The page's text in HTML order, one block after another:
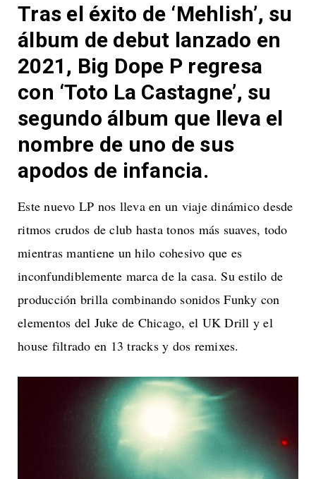
Tras el éxito de ‘Mehlish’, su
álbum de debut lanzado en
2021, Big Dope P regresa
con ‘Toto La Castagne’, su
segundo álbum que lleva el
nombre de uno de sus
apodos de infancia.
Este nuevo LP nos lleva en un viaje dinámico desde
ritmos crudos de club hasta tonos más suaves, todo
mientras mantiene un hilo cohesivo que es
inconfundiblemente marca de la casa. Su estilo de
producción brilla combinando sonidos Funky con
elementos del Juke de Chicago, el UK Drill y el
house filtrado en 13 tracks y dos remixes.